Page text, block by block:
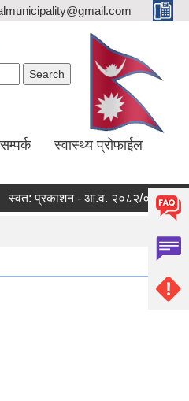
सम्पर्क
स्वास्थ्य प्रोफाईल
प्रकाशन - आ.व. २०८२/०८३ को चौथो